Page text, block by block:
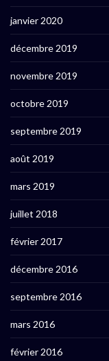
janvier 2020
décembre 2019
novembre 2019
octobre 2019
septembre 2019
août 2019
mars 2019
juillet 2018
février 2017
décembre 2016
septembre 2016
mars 2016
février 2016